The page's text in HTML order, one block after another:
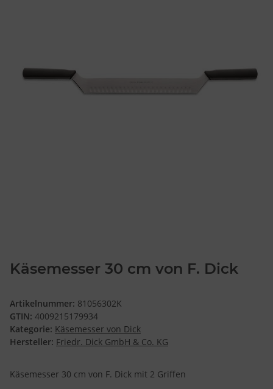
Käsemesser 30 cm von F. Dick
Artikelnummer: 81056302K
GTIN: 4009215179934
Kategorie: Käsemesser von Dick
Hersteller: Friedr. Dick GmbH & Co. KG
Käsemesser 30 cm von F. Dick mit 2 Griffen